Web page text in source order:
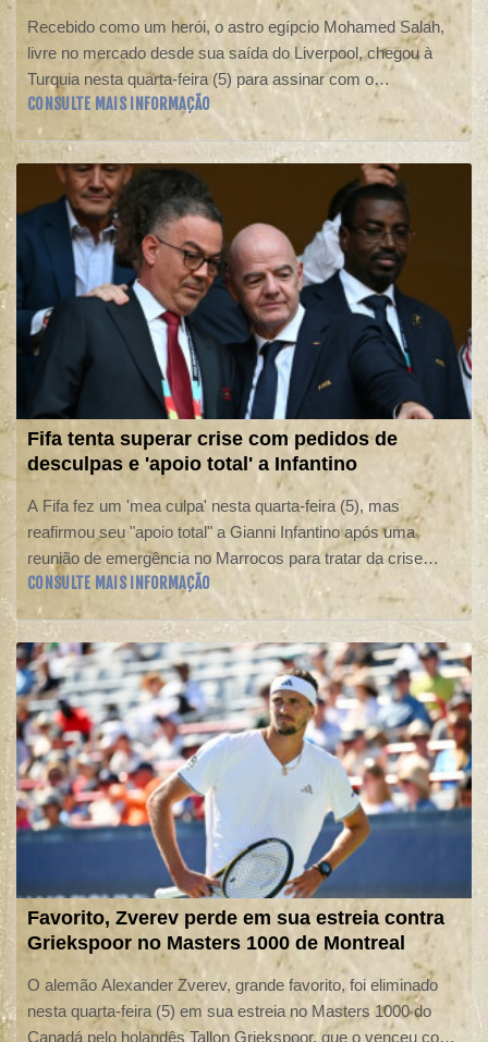
Recebido como um herói, o astro egípcio Mohamed Salah,
livre no mercado desde sua saída do Liverpool, chegou à
Turquia nesta quarta-feira (5) para assinar com o
Trabzonspor, que o convenceu oferecendo um contrato de
quase 20 milhões de dólares por temporada (cerca de R$
103 milhões na cotação atual).
CONSULTE MAIS INFORMAÇÃO
Fifa tenta superar crise com pedidos de
desculpas e 'apoio total' a Infantino
A Fifa fez um 'mea culpa' nesta quarta-feira (5), mas
reafirmou seu "apoio total" a Gianni Infantino após uma
reunião de emergência no Marrocos para tratar da crise
desencadeada pelas críticas ao projeto, que acabou sendo
abandonado, de abrir a instituição ao investimento privado.
CONSULTE MAIS INFORMAÇÃO
Favorito, Zverev perde em sua estreia contra
Griekspoor no Masters 1000 de Montreal
O alemão Alexander Zverev, grande favorito, foi eliminado
nesta quarta-feira (5) em sua estreia no Masters 1000 do
Canadá pelo holandês Tallon Griekspoor, que o venceu com